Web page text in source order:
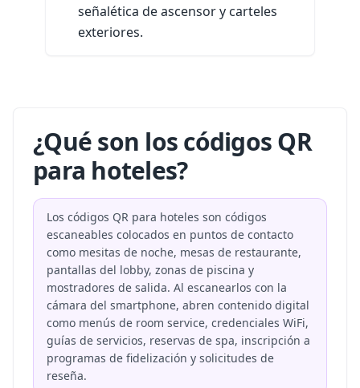
señalética de ascensor y carteles
exteriores.
¿Qué son los códigos QR
para hoteles?
Los códigos QR para hoteles son códigos
escaneables colocados en puntos de contacto
como mesitas de noche, mesas de restaurante,
pantallas del lobby, zonas de piscina y
mostradores de salida. Al escanearlos con la
cámara del smartphone, abren contenido digital
como menús de room service, credenciales WiFi,
guías de servicios, reservas de spa, inscripción a
programas de fidelización y solicitudes de
reseña.